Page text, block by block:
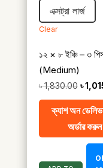
এক্সট্রা লার্জ
Clear
১২ × ৮ ইঞ্চি – ৩
(Medium)
৳1,830.00
price
was:
৳
৳
ক্যাশ অন
অর্ডার করুন